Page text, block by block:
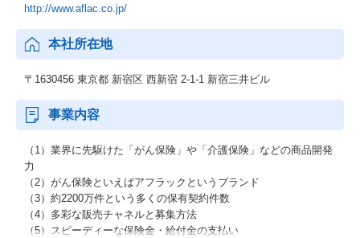
http://www.aflac.co.jp/
本社所在地
〒1630456 東京都 新宿区 西新宿 2-1-1 新宿三井ビル
事業内容
（1）業界に先駆けた「がん保険」や「介護保険」などの商品開発
力
（2）がん保険といえばアフラックというブランド
（3）約2200万件という多くの保有契約件数
（4）多彩な販売チャネルと募集方法
（5）スピーディーな保険金・給付金の支払い